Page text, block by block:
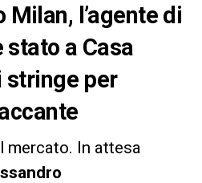
l’agente di
stato a Casa
stringe per
mercato. In attesa